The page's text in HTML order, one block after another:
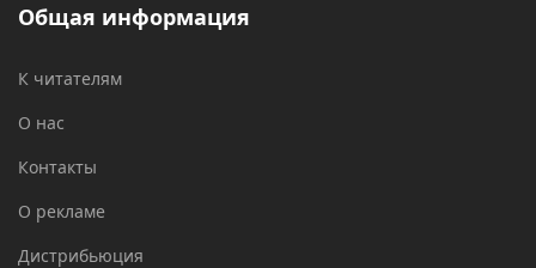
Общая информация
К читателям
О нас
Контакты
О рекламе
Дистрибьюция